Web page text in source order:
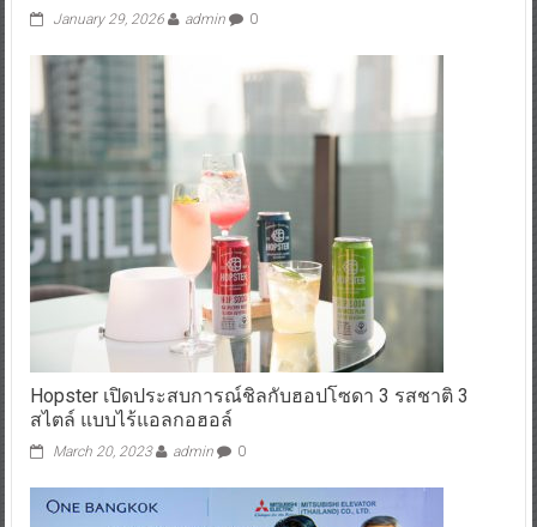
January 29, 2026 admin 0
Hopster เปิดประสบการณ์ชิลกับฮอปโซดา 3 รสชาติ 3
สไตล์ แบบไร้แอลกอฮอล์
March 20, 2023 admin 0